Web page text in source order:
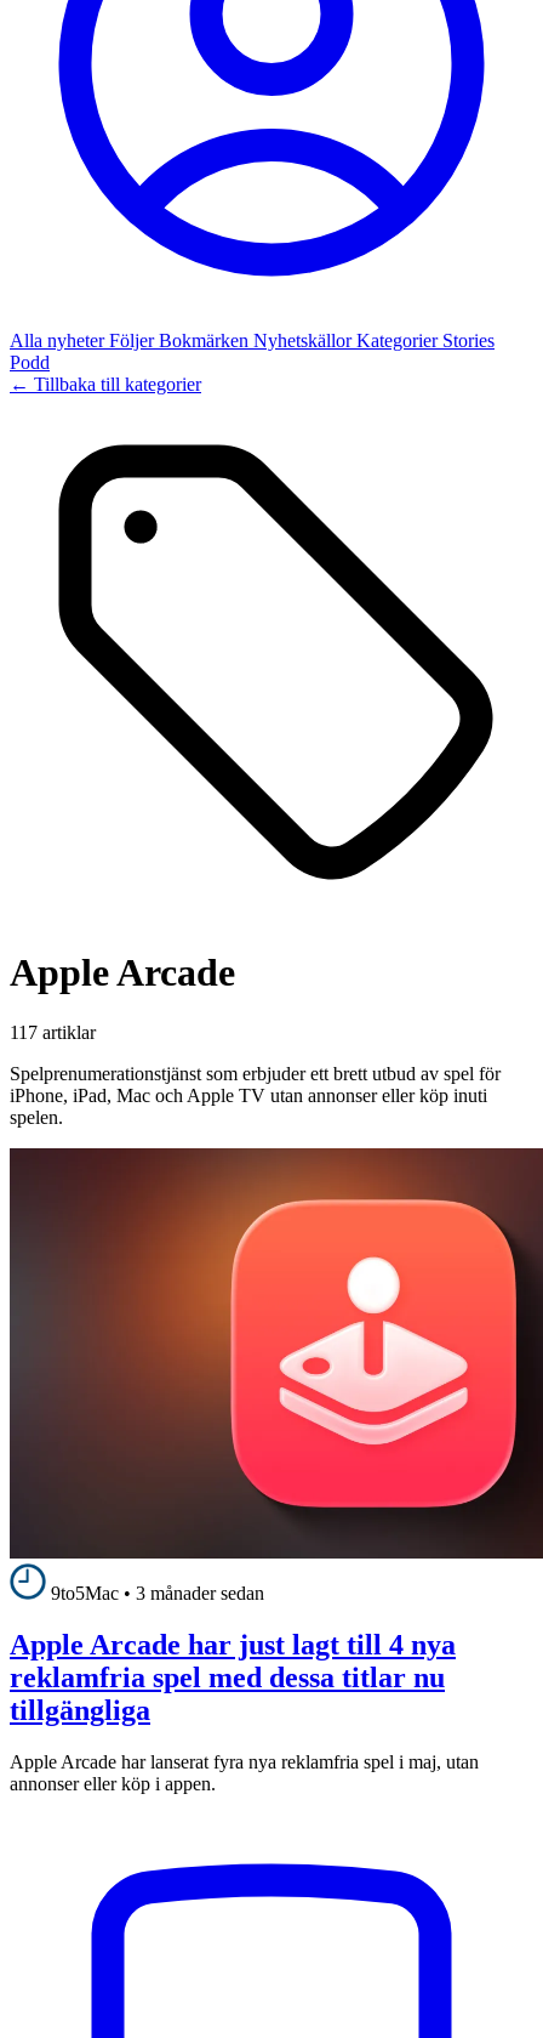
Alla nyheterFöljerBokmärken NyhetskällorKategorier Stories
Podd
← Tillbaka till kategorier
Apple Arcade
117 artiklar
Spelprenumerationstjänst som erbjuder ett brett utbud av spel för
iPhone, iPad, Mac och Apple TV utan annonser eller köp inuti
spelen.
9to5Mac • 3 månader sedan
Apple Arcade har just lagt till 4 nya
reklamfria spel med dessa titlar nu
tillgängliga
Apple Arcade har lanserat fyra nya reklamfria spel i maj, utan
annonser eller köp i appen.